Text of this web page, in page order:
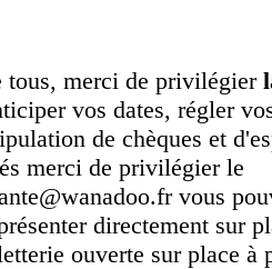
tous, merci de privilégier
vos dates, régler
de chèques et
merci de privilégier le
vous
directement sur
ouverte sur place à